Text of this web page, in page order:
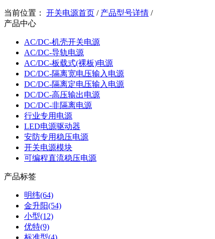
当前位置： 开关电源首页 / 产品型号详情 /
产品中心
AC/DC-机壳开关电源
AC/DC-导轨电源
AC/DC-板载式(裸板)电源
DC/DC-隔离宽电压输入电源
DC/DC-隔离定电压输入电源
DC/DC-高压输出电源
DC/DC-非隔离电源
行业专用电源
LED电源驱动器
安防专用稳压电源
开关电源模块
可编程直流稳压电源
产品标签
明纬(64)
金升阳(54)
小型(12)
优特(9)
标准型(4)